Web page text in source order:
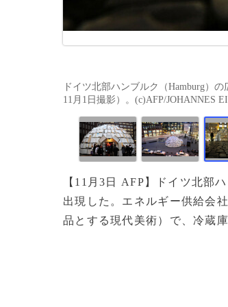
ドイツ北部ハンブルク（Hamburg）
11月1日撮影）。(c)AFP/JOHANNES
【11月3日 AFP】ドイツ北部
出現した。エネルギー供給会
品とする現代美術）で、冷蔵